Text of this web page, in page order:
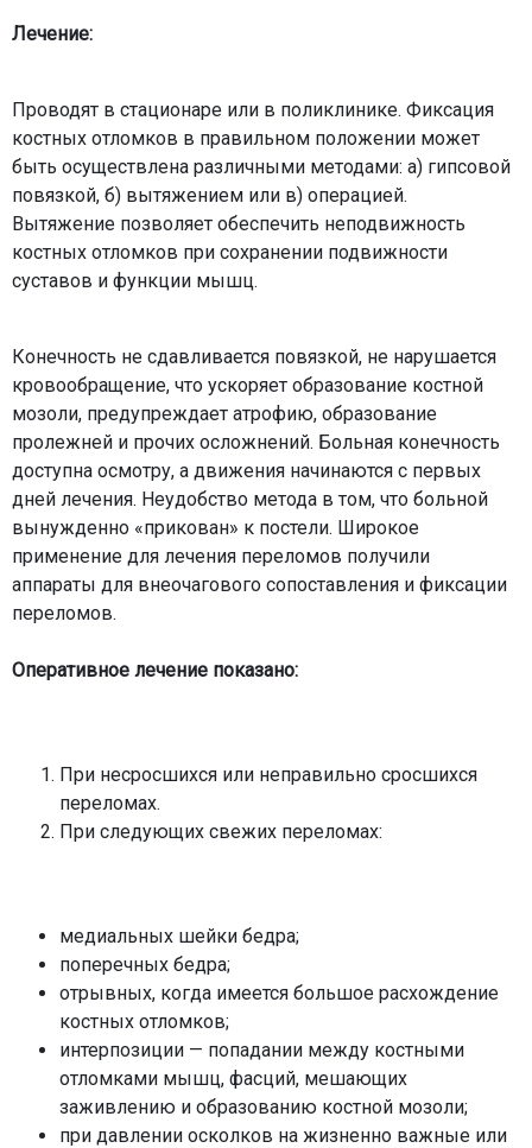
Лечение:
Проводят в стационаре или в поликлинике. Фиксация
костных отломков в правильном положении может
быть осуществлена различными методами: а) гипсовой
повязкой, б) вытяжением или в) операцией.
Вытяжение позволяет обеспечить неподвижность
костных отломков при сохранении подвижности
суставов и функции мышц.
Конечность не сдавливается повязкой, не нарушается
кровообращение, что ускоряет образование костной
мозоли, предупреждает атрофию, образование
пролежней и прочих осложнений. Больная конечность
доступна осмотру, а движения начинаются с первых
дней лечения. Неудобство метода в том, что больной
вынужденно «прикован» к постели. Широкое
применение для лечения переломов получили
аппараты для внеочагового сопоставления и фиксации
переломов.
Оперативное лечение показано:
При несросшихся или неправильно сросшихся
переломах.
При следующих свежих переломах:
медиальных шейки бедра;
поперечных бедра;
отрывных, когда имеется большое расхождение
костных отломков;
интерпозиции — попадании между костными
отломками мышц, фасций, мешающих
заживлению и образованию костной мозоли;
при давлении осколков на жизненно важные или